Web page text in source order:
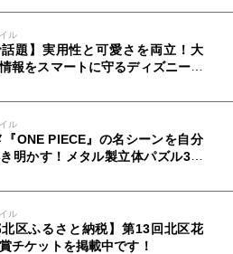
ル
話題】実用性と可愛さを両立！大
報をスマートに守るディズニーデ
ードケースを株式会社PGAが8月
ル
ONE PIECE』の名シーンを自分
明かす！メタル製立体パズル3種
ストーリーとギミックが融合した
型パズルが8月7日(金)12時より
付開始～
ル
北区ふるさと納税】第13回北区花
チケットを掲載中です！